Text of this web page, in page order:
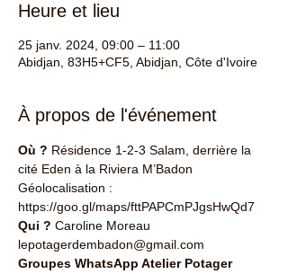
Heure et lieu
25 janv. 2024, 09:00 – 11:00
Abidjan, 83H5+CF5, Abidjan, Côte d'Ivoire
À propos de l'événement
Où ? Résidence 1-2-3 Salam, derrière la
cité Eden à la Riviera M’Badon
Géolocalisation :
https://goo.gl/maps/fttPAPCmPJgsHwQd7
Qui ? Caroline Moreau
lepotagerdembadon@gmail.com
Groupes WhatsApp Atelier Potager